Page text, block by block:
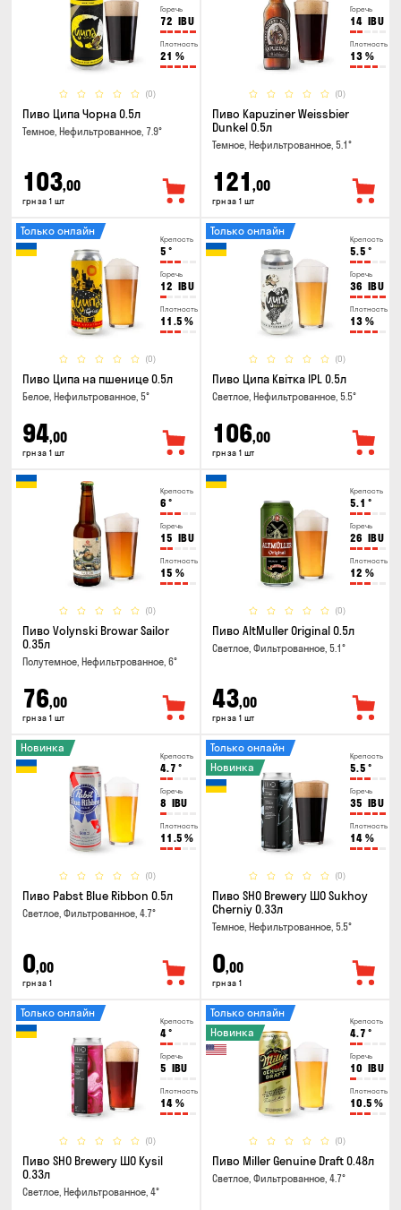
Горечь
72 IBU
Плотность
21 %
(0)
Пиво Ципа Чорна 0.5л
Темное, Нефильтрованное, 7.9°
103,00
грн за 1 шт
Горечь
14 IBU
Плотность
13 %
(0)
Пиво Kapuziner Weissbier
Dunkel 0.5л
Темное, Нефильтрованное, 5.1°
121 ,00
грн за 1 шт
Крепость
5 °
Горечь
12 IBU
Плотность
11.5 %
(0)
Только онлайн
Пиво Ципа на пшенице 0.5л
Белое, Нефильтрованное, 5°
94,00
грн за 1 шт
Крепость
5.5 °
Горечь
36 IBU
Плотность
13 %
(0)
Только онлайн
Пиво Ципа Квітка IPL 0.5л
Светлое, Нефильтрованное, 5.5°
106,00
грн за 1 шт
Крепость
6 °
Горечь
15 IBU
Плотность
15 %
(0)
Пиво Volynski Browar Sailor
0.35л
Полутемное, Нефильтрованное, 6°
76,00
грн за 1 шт
Крепость
5.1 °
Горечь
26 IBU
Плотность
12 %
(0)
Пиво AltMuller Original 0.5л
Светлое, Фильтрованное, 5.1°
43,00
грн за 1 шт
Крепость
4.7 °
Горечь
8 IBU
Плотность
11.5 %
(0)
Новинка
Пиво Pabst Blue Ribbon 0.5л
Светлое, Фильтрованное, 4.7°
0,00
грн за 1
Крепость
5.5 °
Горечь
35 IBU
Плотность
14 %
(0)
Только онлайн
Новинка
Пиво SHO Brewery ШО Sukhoy
Cherniy 0.33л
Темное, Нефильтрованное, 5.5°
0,00
грн за 1
Крепость
4°
Горечь
5 IBU
Плотность
14 %
(0)
Только онлайн
Пиво SHO Brewery ШО Kysil
0.33л
Светлое, Нефильтрованное, 4°
Крепость
4.7 °
Горечь
10 IBU
Плотность
10.5 %
(0)
Только онлайн
Новинка
Пиво Miller Genuine Draft 0.48л
Светлое, Фильтрованное, 4.7°